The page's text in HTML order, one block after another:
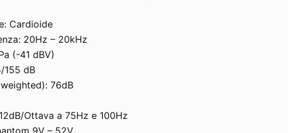
Cardioide
20Hz – 20kHz
(-41 dBV)
155 dB
76dB
Ottava a 75Hz e 100Hz
9V – 52V